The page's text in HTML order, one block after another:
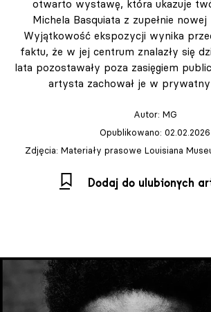
otwarto wystawę, która ukazuje
Michela Basquiata z zupełnie
Wyjątkowość ekspozycji wynika
faktu, że w jej centrum znalazły się
lata pozostawały poza zasięgiem
artysta zachował je w
Autor: MG
Opublikowano: 02.02.2026
Zdjęcia: Materiały prasowe Louisiana
Dodaj do ulubionych